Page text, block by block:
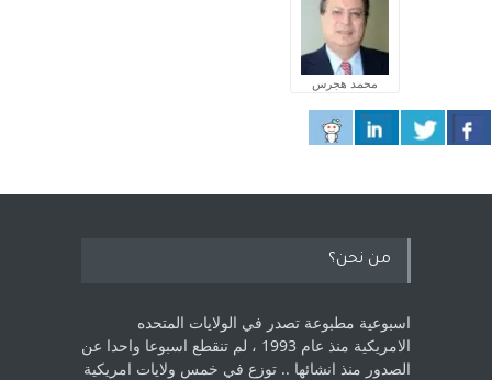
محمد هجرس
من نحن؟
اسبوعية مطبوعة تصدر في الولايات المتحده
الامريكية منذ عام 1993 ، لم ‏تنقطع اسبوعا واحدا عن
الصدور منذ انشائها .. توزع في خمس ولايات امريكية